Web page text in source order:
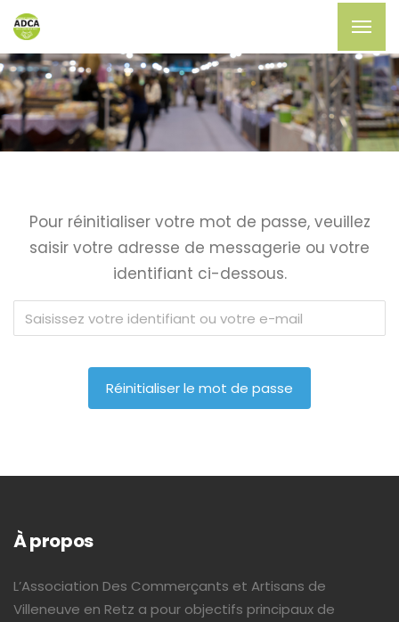
Pour réinitialiser votre mot de passe, veuillez
saisir votre adresse de messagerie ou votre
identifiant ci-dessous.
À propos
L’Association Des Commerçants et Artisans de
Villeneuve en Retz a pour objectifs principaux de